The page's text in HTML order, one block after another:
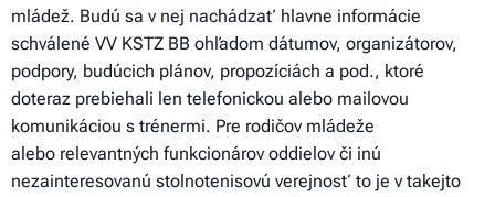
mládež. Budú sa v nej nachádzať hlavne informácie
schválené VV KSTZ BB ohľadom dátumov, organizátorov,
podpory, budúcich plánov, propozíciách a pod., ktoré
doteraz prebiehali len telefonickou alebo mailovou
komunikáciou s trénermi. Pre rodičov mládeže
alebo relevantných funkcionárov oddielov či inú
nezainteresovanú stolnotenisovú verejnosť to je v takejto